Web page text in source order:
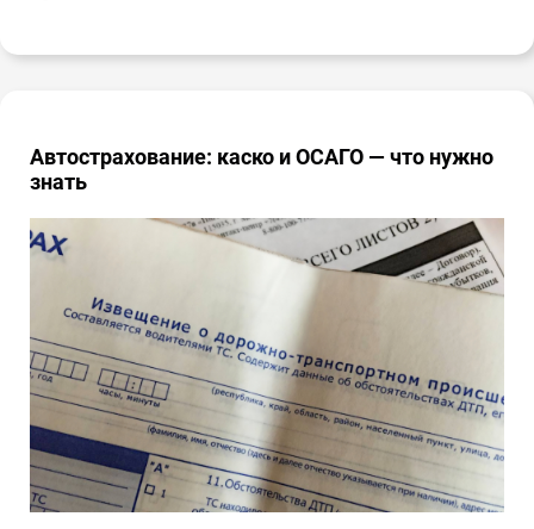
Автострахование: каско и ОСАГО — что нужно
знать